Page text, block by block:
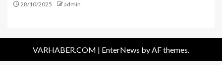
28/10/2025 admin
VARHABER.COM | EnterNews by AF themes.